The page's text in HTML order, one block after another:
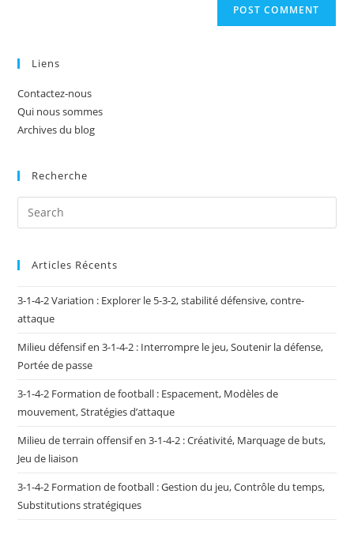
Liens
Contactez-nous
Qui nous sommes
Archives du blog
Recherche
Articles Récents
3-1-4-2 Variation : Explorer le 5-3-2, stabilité défensive, contre-
attaque
Milieu défensif en 3-1-4-2 : Interrompre le jeu, Soutenir la défense,
Portée de passe
3-1-4-2 Formation de football : Espacement, Modèles de
mouvement, Stratégies d’attaque
Milieu de terrain offensif en 3-1-4-2 : Créativité, Marquage de buts,
Jeu de liaison
3-1-4-2 Formation de football : Gestion du jeu, Contrôle du temps,
Substitutions stratégiques